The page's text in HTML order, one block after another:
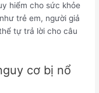
hiểm cho sức khỏe
trẻ em, người giả
tự trả lời cho câu
cơ bị nổ